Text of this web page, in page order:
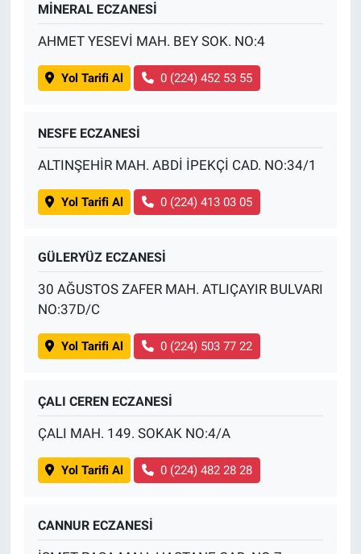
MİNERAL ECZANESİ
AHMET YESEVİ MAH. BEY SOK. NO:4
Yol Tarifi Al 0 (224) 452 53 55
NESFE ECZANESİ
ALTINŞEHİR MAH. ABDİ İPEKÇİ CAD. NO:34/1
Yol Tarifi Al 0 (224) 413 03 05
GÜLERYÜZ ECZANESİ
30 AĞUSTOS ZAFER MAH. ATLIÇAYIR BULVARI
NO:37D/C
Yol Tarifi Al 0 (224) 503 77 22
ÇALI CEREN ECZANESİ
ÇALI MAH. 149. SOKAK NO:4/A
Yol Tarifi Al 0 (224) 482 28 28
CANNUR ECZANESİ